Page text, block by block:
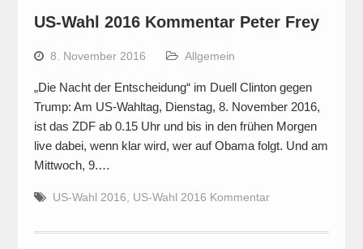
US-Wahl 2016 Kommentar Peter Frey
8. November 2016 Allgemein
„Die Nacht der Entscheidung“ im Duell Clinton gegen
Trump: Am US-Wahltag, Dienstag, 8. November 2016,
ist das ZDF ab 0.15 Uhr und bis in den frühen Morgen
live dabei, wenn klar wird, wer auf Obama folgt. Und am
Mittwoch, 9.…
US-Wahl 2016 US-Wahl 2016 Kommentar